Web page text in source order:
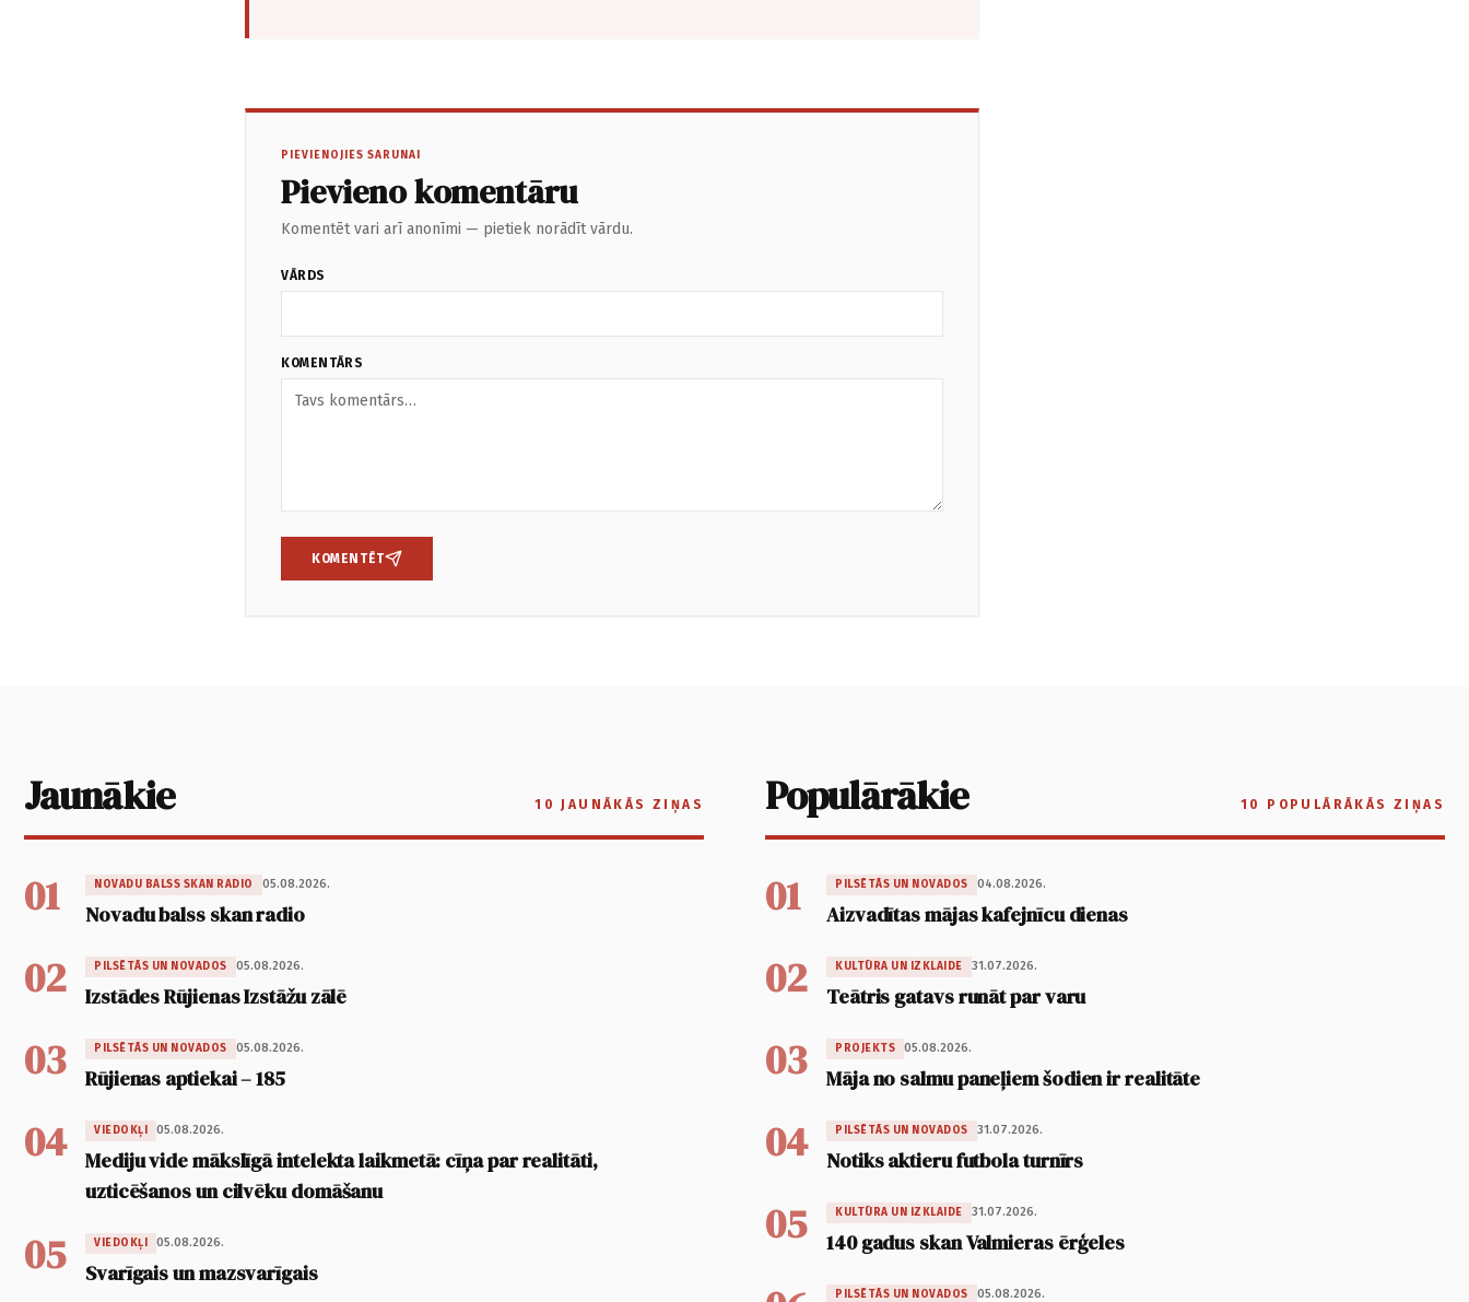
PIEVIENOJIES SARUNAI
Pievieno komentāru
Komentēt vari arī anonīmi — pietiek norādīt vārdu.
VĀRDS
KOMENTĀRS
KOMENTĒT
Jaunākie 10 JAUNĀKĀS ZIŅAS
01 NOVADU BALSS SKAN RADIO 05.08.2026.
Novadu balss skan radio
02 PILSĒTĀS UN NOVADOS 05.08.2026.
Izstādes Rūjienas Izstāžu zālē
03 PILSĒTĀS UN NOVADOS 05.08.2026.
Rūjienas aptiekai – 185
04 VIEDOKĻI 05.08.2026.
Mediju vide mākslīgā intelekta laikmetā: cīņa par realitāti,
uzticēšanos un cilvēku domāšanu
05 VIEDOKĻI 05.08.2026.
Svarīgais un mazsvarīgais
Populārākie 10 POPULĀRĀKĀS ZIŅAS
01 PILSĒTĀS UN NOVADOS 04.08.2026.
Aizvadītas mājas kafejnīcu dienas
02 KULTŪRA UN IZKLAIDE 31.07.2026.
Teātris gatavs runāt par varu
03 PROJEKTS 05.08.2026.
Māja no salmu paneļiem šodien ir realitāte
04 PILSĒTĀS UN NOVADOS 31.07.2026.
Notiks aktieru futbola turnīrs
05 KULTŪRA UN IZKLAIDE 31.07.2026.
140 gadus skan Valmieras ērģeles
PILSĒTĀS UN NOVADOS 05.08.2026.